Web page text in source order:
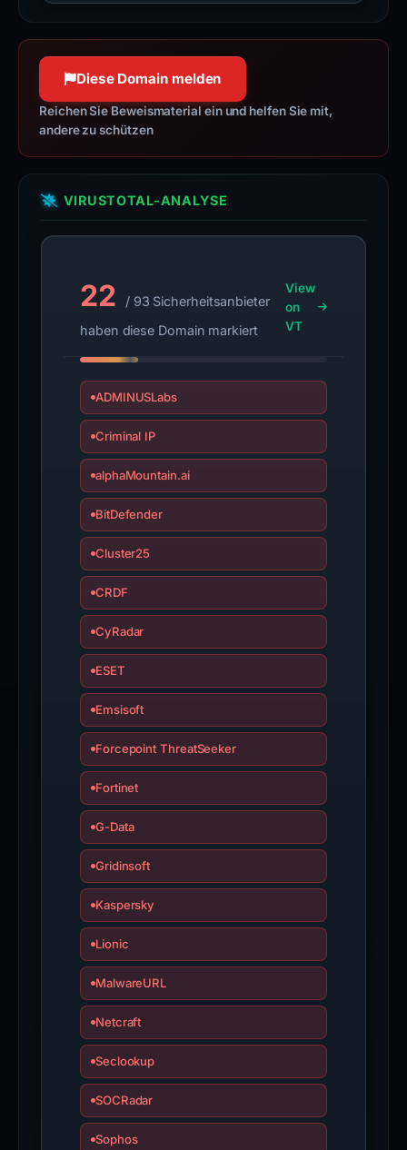
Diese Domain melden
Reichen Sie Beweismaterial ein und helfen Sie mit,
andere zu schützen
VIRUSTOTAL-ANALYSE
22
/ 93 Sicherheitsanbieter
haben diese Domain markiert
View
on
VT
ADMINUSLabs
Criminal IP
alphaMountain.ai
BitDefender
Cluster25
CRDF
CyRadar
ESET
Emsisoft
Forcepoint ThreatSeeker
Fortinet
G-Data
Gridinsoft
Kaspersky
Lionic
MalwareURL
Netcraft
Seclookup
SOCRadar
Sophos